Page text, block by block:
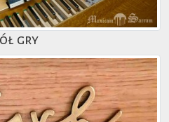
gry